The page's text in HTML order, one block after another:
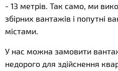
- 13 метрів. Так само, ми
збірних вантажів і попутні
містами.
У нас можна замовити
недорого для здійснення